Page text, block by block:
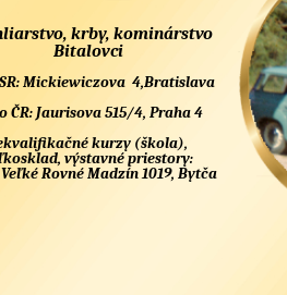
krby, kominárstvo
Bitalovci
Mickiewiczova 4,Bratislava
ČR: Jaurisova 515/4, Praha 4
kurzy (škola),
výstavné priestory:
Veľké Rovné Madzín 1019, Bytča